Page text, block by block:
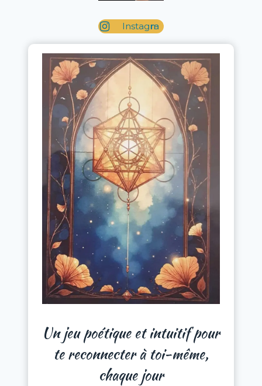
Instagram
Un jeu poétique et intuitif pour
te reconnecter à toi-même,
chaque jour